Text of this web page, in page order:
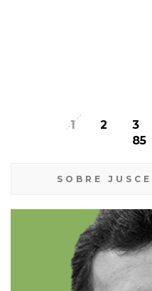
1 2 3
85
SOBRE